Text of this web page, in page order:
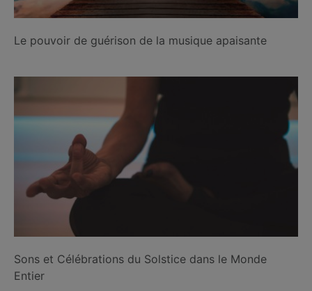
Le pouvoir de guérison de la musique apaisante
Sons et Célébrations du Solstice dans le Monde
Entier